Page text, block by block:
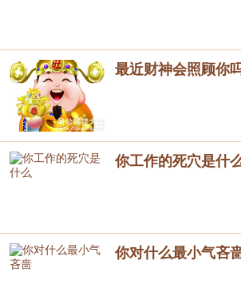
最近财神会照顾你
你工作的死穴是什
你对什么最小气吝